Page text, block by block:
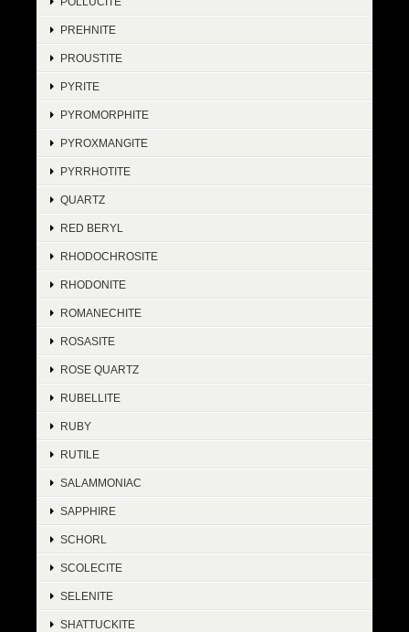
PREHNITE
PROUSTITE
PYRITE
PYROMORPHITE
PYROXMANGITE
PYRRHOTITE
QUARTZ
RED BERYL
RHODOCHROSITE
RHODONITE
ROMANECHITE
ROSASITE
ROSE QUARTZ
RUBELLITE
RUBY
RUTILE
SALAMMONIAC
SAPPHIRE
SCHORL
SCOLECITE
SELENITE
SHATTUCKITE